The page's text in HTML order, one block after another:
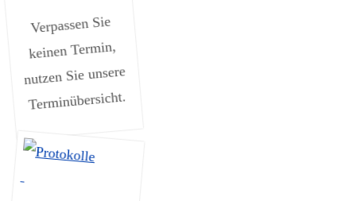
Verpassen Sie
keinen Termin,
nutzen Sie unsere
Terminübersicht.